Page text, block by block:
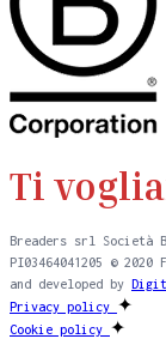
Ti
Breaders srl Società
PI03464041205 ©
and developed by
Privacy policy ✦
Cookie policy ✦